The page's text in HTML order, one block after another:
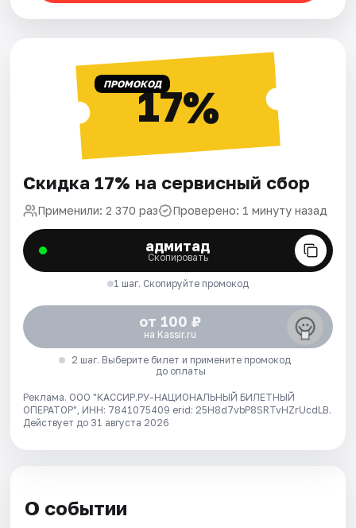
ПРОМОКОД17%
Скидка 17% на сервисный сбор
Применили: 2 370 раз Проверено: 1 минуту назад
адмитад
Скопировать
1 шаг. Скопируйте промокод
от 100 ₽
на Kassir.ru
2 шаг. Выберите билет и примените промокод
до оплаты
Реклама. ООО "КАССИР.РУ-НАЦИОНАЛЬНЫЙ БИЛЕТНЫЙ
ОПЕРАТОР", ИНН: 7841075409 erid: 25H8d7vbP8SRTvHZrUcdLB.
Действует до 31 августа 2026
О событии